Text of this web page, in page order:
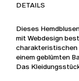
DETAILS
Dieses
mit Webdesign
charakteristischen
einem geblümten
Das